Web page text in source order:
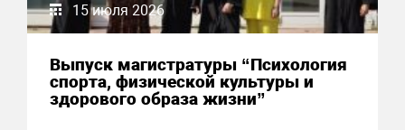
15 июля 2026
Выпуск магистратуры “Психология
спорта, физической культуры и
здорового образа жизни”